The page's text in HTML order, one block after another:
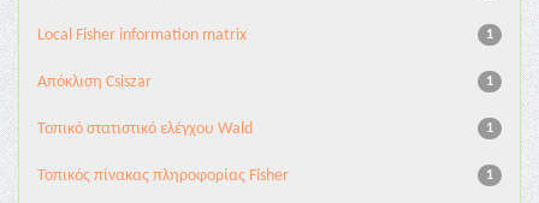
1
Local Fisher information matrix
1
Απόκλιση Csiszar
1
Τοπικό στατιστικό ελέγχου Wald
1
Τοπικός πίνακας πληροφορίας Fisher